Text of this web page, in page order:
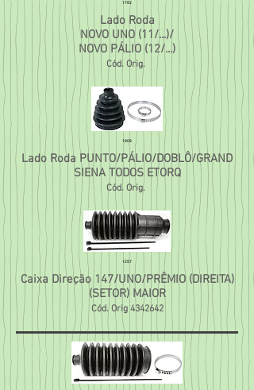
1782
Lado Roda
NOVO UNO (11/...)/
NOVO PÁLIO (12/...)
Cód. Orig.
1808
Lado Roda PUNTO/PÁLIO/DOBLÔ/GRAND
SIENA TODOS ETORQ
Cód. Orig.
1257
Caixa Direção 147/UNO/PRÊMIO (DIREITA)
(SETOR) MAIOR
Cód. Orig 4342642